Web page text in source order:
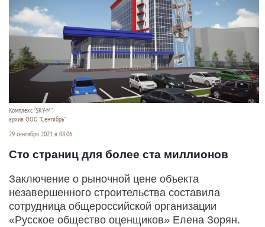
Комплекс “SKY-M”.
архив ООО "Сентябрь"
29 сентября 2021 в 08:06
Сто страниц для более ста миллионов
Заключение о рыночной цене объекта
незавершенного строительства составила
сотрудница общероссийской организации
«Русское общество оценщиков» Елена Зорян.